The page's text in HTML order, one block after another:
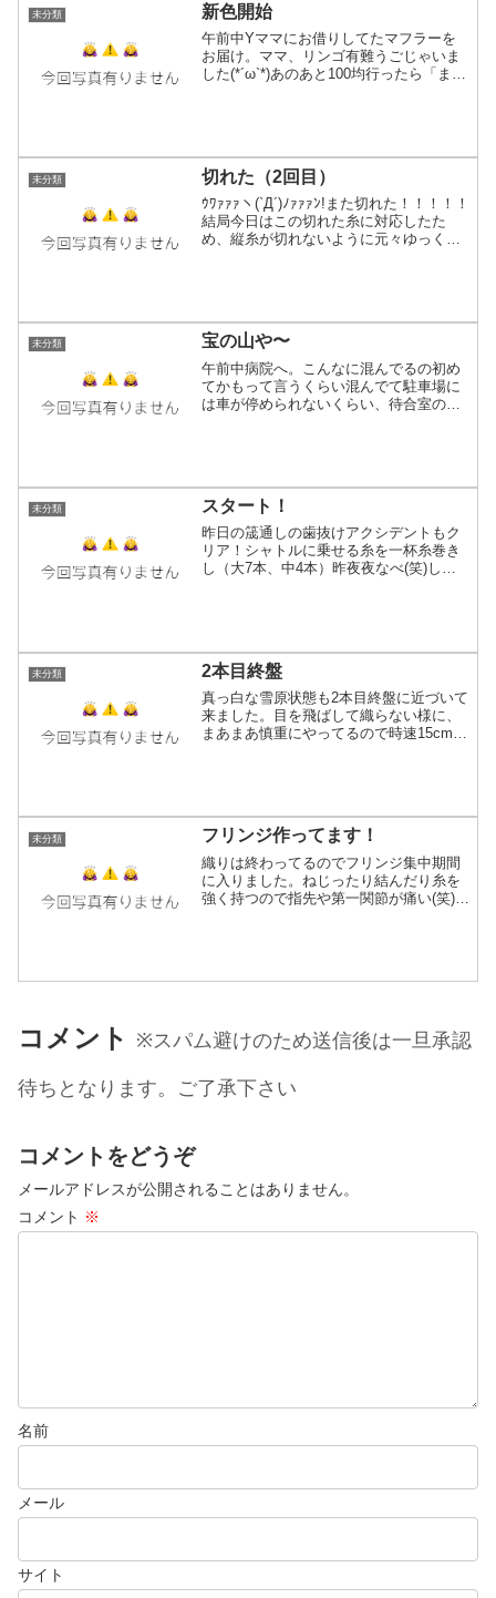
未分類 新色開始
午前中Yママにお借りしてたマフラーを
お届け。ママ、リンゴ有難うごじゃいま
した(*´ω`*)あのあと100均行ったら「まと
未分類 切れた（2回目）
ｳﾜｧｧｧヽ(`Д´)ﾉｧｧｧﾝ!また切れた！！！！！
結局今日はこの切れた糸に対応したた
め、縦糸が切れないように元々ゆっくり
未分類 宝の山や〜
午前中病院へ。こんなに混んでるの初め
てかもって言うくらい混んでて駐車場に
は車が停められないくらい、待合室の椅
未分類 スタート！
昨日の筬通しの歯抜けアクシデントもク
リア！シャトルに乗せる糸を一杯糸巻き
し（大7本、中4本）昨夜夜なべ(笑)して
未分類 2本目終盤
真っ白な雪原状態も2本目終盤に近づいて
来ました。目を飛ばして織らない様に、
まあまあ慎重にやってるので時速15cmく
未分類 フリンジ作ってます！
織りは終わってるのでフリンジ集中期間
に入りました。ねじったり結んだり糸を
強く持つので指先や第一関節が痛い(笑)し
コメント ※スパム避けのため送信後は一旦承認
待ちとなります。ご了承下さい
コメントをどうぞ
メールアドレスが公開されることはありません。
コメント ※
名前
メール
サイト